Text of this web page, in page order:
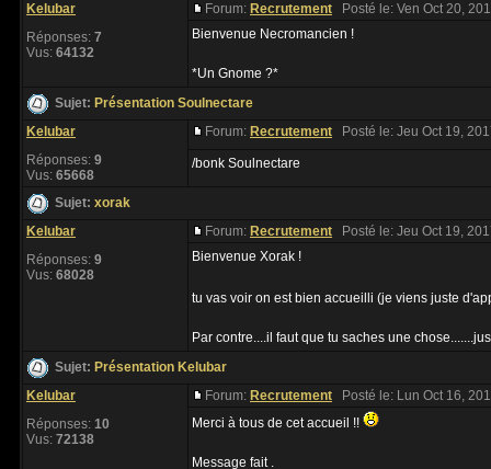
Kelubar
Réponses: 7
Vus: 64132
Forum: Recrutement Posté le: Ven Oct 20,
Bienvenue Necromancien !
*Un Gnome ?*
Sujet: Présentation Soulnectare
Kelubar
Réponses: 9
Vus: 65668
Forum: Recrutement Posté le: Jeu Oct 19,
/bonk Soulnectare
Sujet: xorak
Kelubar
Réponses: 9
Vus: 68028
Forum: Recrutement Posté le: Jeu Oct 19,
Bienvenue Xorak !
tu vas voir on est bien accueilli (je viens juste
Par contre....il faut que tu saches une
Sujet: Présentation Kelubar
Kelubar
Réponses: 10
Vus: 72138
Forum: Recrutement Posté le: Lun Oct 16,
Merci à tous de cet accueil !!
Message fait .